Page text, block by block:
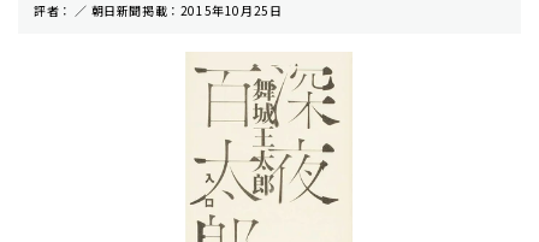
評者： ／ 朝⽇新聞掲載：2015年10月25日